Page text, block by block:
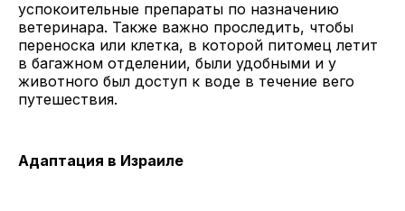
успокоительные препараты по назначению
ветеринара. Также важно проследить, чтобы
переноска или клетка, в которой питомец летит
в багажном отделении, были удобными и у
животного был доступ к воде в течение вего
путешествия.
Адаптация в Израиле